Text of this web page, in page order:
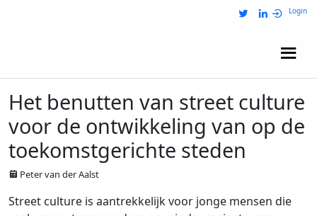
Login
Het benutten van street culture
voor de ontwikkeling van op de
toekomstgerichte steden
Peter van der Aalst
Street culture is aantrekkelijk voor jonge mensen die